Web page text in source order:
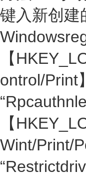
键入新创建
【
ontrol/Print】
【
Wint/Print/